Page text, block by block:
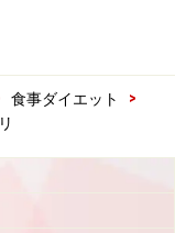
食事ダイエット
>